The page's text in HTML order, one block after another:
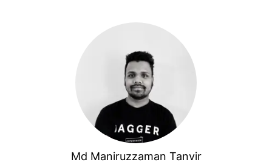
Md Maniruzzaman Tanvir